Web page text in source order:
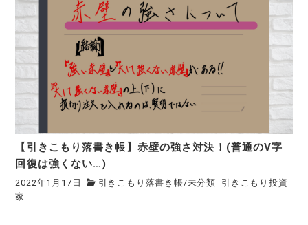
【引きこもり落書き帳】赤壁の強さ対決！(普通のV字
回復は強くない…)
2022年1月17日 引きこもり落書き帳/未分類
引きこもり投資
家